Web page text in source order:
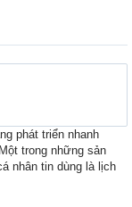
phát triển nhanh
trong những sản
nhân tin dùng là lịch